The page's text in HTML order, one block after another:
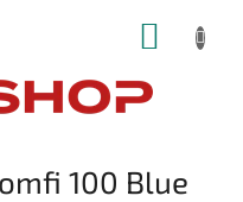
100 Blue